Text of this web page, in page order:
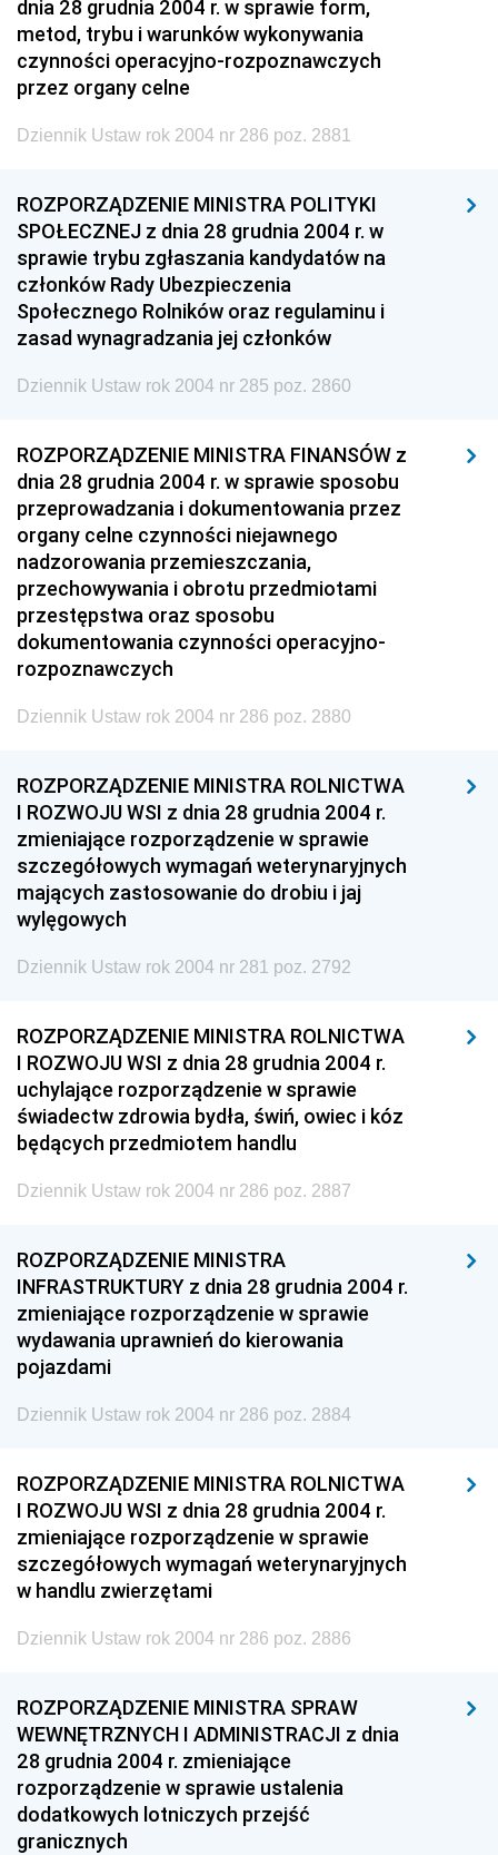
dnia 28 grudnia 2004 r. w sprawie form,
metod, trybu i warunków wykonywania
czynności operacyjno-rozpoznawczych
przez organy celne
Dziennik Ustaw rok 2004 nr 286 poz. 2881
ROZPORZĄDZENIE MINISTRA POLITYKI
SPOŁECZNEJ z dnia 28 grudnia 2004 r. w
sprawie trybu zgłaszania kandydatów na
członków Rady Ubezpieczenia
Społecznego Rolników oraz regulaminu i
zasad wynagradzania jej członków
Dziennik Ustaw rok 2004 nr 285 poz. 2860
ROZPORZĄDZENIE MINISTRA FINANSÓW z
dnia 28 grudnia 2004 r. w sprawie sposobu
przeprowadzania i dokumentowania przez
organy celne czynności niejawnego
nadzorowania przemieszczania,
przechowywania i obrotu przedmiotami
przestępstwa oraz sposobu
dokumentowania czynności operacyjno-
rozpoznawczych
Dziennik Ustaw rok 2004 nr 286 poz. 2880
ROZPORZĄDZENIE MINISTRA ROLNICTWA
I ROZWOJU WSI z dnia 28 grudnia 2004 r.
zmieniające rozporządzenie w sprawie
szczegółowych wymagań weterynaryjnych
mających zastosowanie do drobiu i jaj
wylęgowych
Dziennik Ustaw rok 2004 nr 281 poz. 2792
ROZPORZĄDZENIE MINISTRA ROLNICTWA
I ROZWOJU WSI z dnia 28 grudnia 2004 r.
uchylające rozporządzenie w sprawie
świadectw zdrowia bydła, świń, owiec i kóz
będących przedmiotem handlu
Dziennik Ustaw rok 2004 nr 286 poz. 2887
ROZPORZĄDZENIE MINISTRA
INFRASTRUKTURY z dnia 28 grudnia 2004 r.
zmieniające rozporządzenie w sprawie
wydawania uprawnień do kierowania
pojazdami
Dziennik Ustaw rok 2004 nr 286 poz. 2884
ROZPORZĄDZENIE MINISTRA ROLNICTWA
I ROZWOJU WSI z dnia 28 grudnia 2004 r.
zmieniające rozporządzenie w sprawie
szczegółowych wymagań weterynaryjnych
w handlu zwierzętami
Dziennik Ustaw rok 2004 nr 286 poz. 2886
ROZPORZĄDZENIE MINISTRA SPRAW
WEWNĘTRZNYCH I ADMINISTRACJI z dnia
28 grudnia 2004 r. zmieniające
rozporządzenie w sprawie ustalenia
dodatkowych lotniczych przejść
granicznych